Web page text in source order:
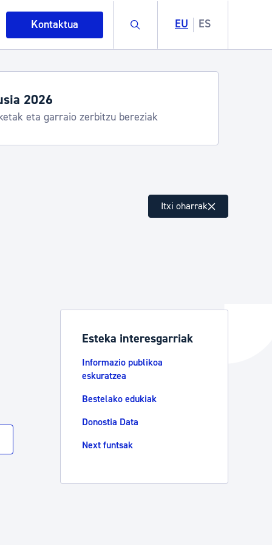
Kontaktua Buscar EU ES
eta bizikidetza
Abuztuak 8-15
Itxi oharrak
Esteka interesgarriak
Informazio publikoa
eskuratzea
Bestelako edukiak
Donostia Data
Next funtsak